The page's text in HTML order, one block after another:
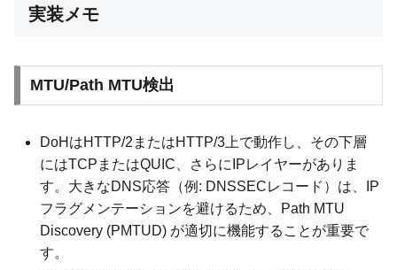
実装メモ
MTU/Path MTU検出
DoHはHTTP/2またはHTTP/3上で動作し、その下層
にはTCPまたはQUIC、さらにIPレイヤーがありま
す。大きなDNS応答（例: DNSSECレコード）は、IP
フラグメンテーションを避けるため、Path MTU
Discovery (PMTUD) が適切に機能することが重要で
す。